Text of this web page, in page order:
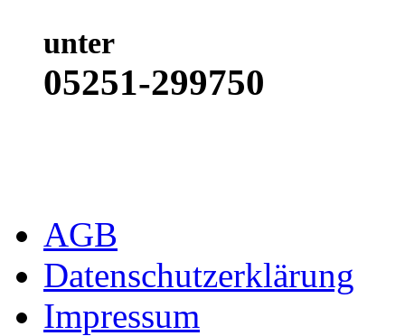
unter
05251-299750
AGB
Datenschutzerklärung
Impressum